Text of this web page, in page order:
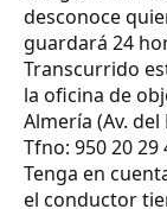
desconoce
guardará 24
Transcurrido
la oficina de
Almería (Av.
Tfno: 950 20 29
Tenga en
el conductor